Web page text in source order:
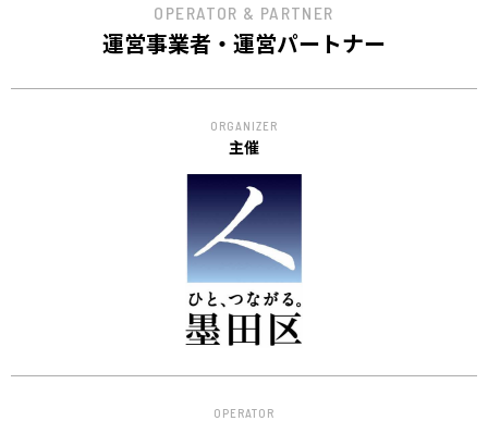
OPERATOR & PARTNER
運営事業者・運営パートナー
ORGANIZER
主催
OPERATOR